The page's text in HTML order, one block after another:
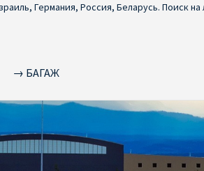
Германия, Россия, Беларусь. Поиск
→ БАГАЖ
Ryanair Германия
Ryanair из Вильнюса Ryanair из